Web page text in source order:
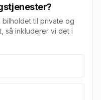
bilholdet til private og
så inkluderer vi det i